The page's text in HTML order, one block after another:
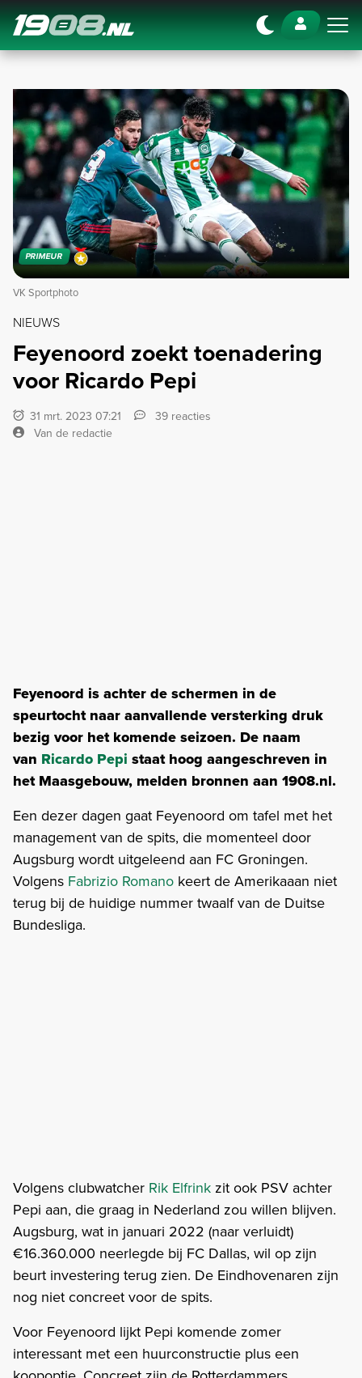
Navigation
PRIMEUR
VK Sportphoto
NIEUWS
Feyenoord zoekt toenadering
voor Ricardo Pepi
31 mrt. 2023 07:21
39 reacties
Van de redactie
Feyenoord is achter de schermen in de
speurtocht naar aanvallende versterking druk
bezig voor het komende seizoen. De naam
van Ricardo Pepi staat hoog aangeschreven in
het Maasgebouw, melden bronnen aan 1908.nl.
Een dezer dagen gaat Feyenoord om tafel met het
management van de spits, die momenteel door
Augsburg wordt uitgeleend aan FC Groningen.
Volgens Fabrizio Romano keert de Amerikaaan niet
terug bij de huidige nummer twaalf van de Duitse
Bundesliga.
Volgens clubwatcher Rik Elfrink zit ook PSV achter
Pepi aan, die graag in Nederland zou willen blijven.
Augsburg, wat in januari 2022 (naar verluidt)
€16.360.000 neerlegde bij FC Dallas, wil op zijn
beurt investering terug zien. De Eindhovenaren zijn
nog niet concreet voor de spits.
Voor Feyenoord lijkt Pepi komende zomer
interessant met een huurconstructie plus een